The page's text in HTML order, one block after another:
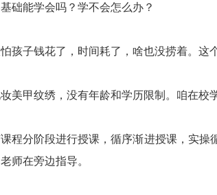
础能学会吗？学不会怎么办？
孩子钱花了，时间耗了，啥也没捞着。这
美甲纹绣，没有年龄和学历限制。咱在校
程分阶段进行授课，循序渐进授课，实
师在旁边指导。